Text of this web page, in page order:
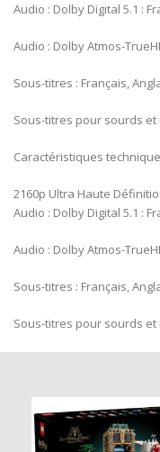
Audio : Dolby Digital 5.1 :
Audio : Dolby Atmos-
Sous-titres : Français,
Sous-titres pour sourds et
Caractéristiques
2160p Ultra Haute
Audio : Dolby Digital 5.1 :
Audio : Dolby Atmos-
Sous-titres : Français,
Sous-titres pour sourds et